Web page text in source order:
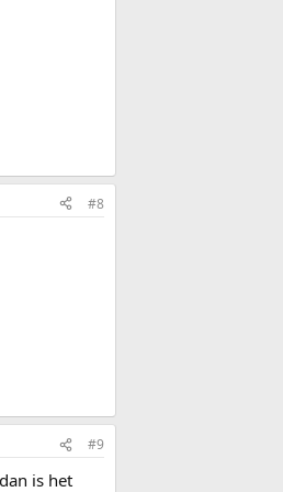
#8
#9
is het